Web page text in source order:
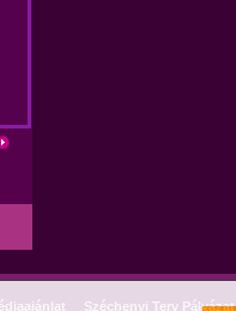
Széchenyi Terv Pályázat